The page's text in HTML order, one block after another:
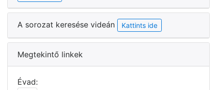
A sorozat keresése videán Kattints ide
Megtekintő linkek
Évad: